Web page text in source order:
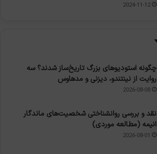
2024-11-12
چگونه استودیوهای بزرگ تاریخ‌ساز شدند؟ سه
روایت از نینتندو، دیزنی و مدهاوس
2026-08-08
نقد و بررسی روانشناختی شخصیت‌های ماندگار
انیمه (مطالعه موردی)
2026-08-01